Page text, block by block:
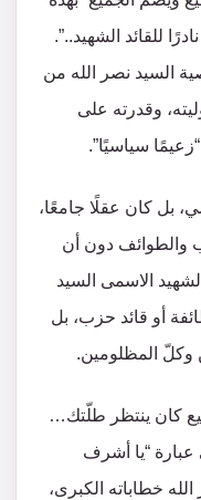
للقائد الشهيد..”.
السيد نصر الله من
وقدرته على
سياسيًا”.
بل كان عقلًا جامعًا،
والطوائف دون أن
الاسمى السيد
أو قائد حزب، بل
المظلومين.
كان ينتظر طلّتك…
عبارة “يا أشرف
خطاباته الكبرى،